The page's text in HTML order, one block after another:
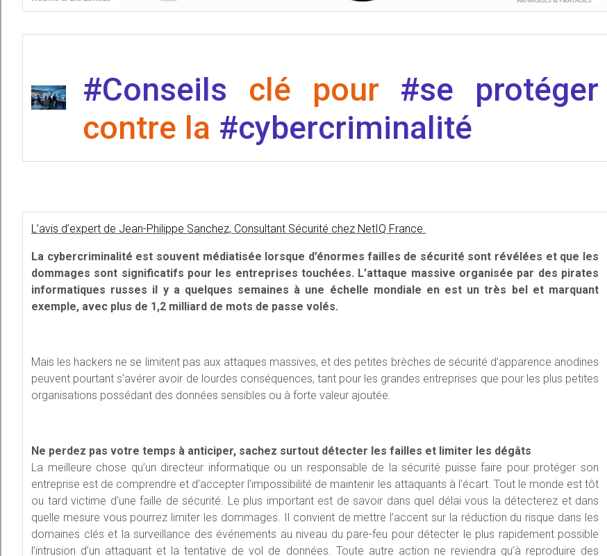
#Conseils clé pour #se protéger
contre la #cybercriminalité
L’avis d’expert de Jean-Philippe Sanchez, Consultant Sécurité chez NetIQ France.
La cybercriminalité est souvent médiatisée lorsque d’énormes failles de sécurité sont révélées et que les
dommages sont significatifs pour les entreprises touchées. L’attaque massive organisée par des pirates
informatiques russes il y a quelques semaines à une échelle mondiale en est un très bel et marquant
exemple, avec plus de 1,2 milliard de mots de passe volés.
Mais les hackers ne se limitent pas aux attaques massives, et des petites brèches de sécurité d’apparence anodines
peuvent pourtant s’avérer avoir de lourdes conséquences, tant pour les grandes entreprises que pour les plus petites
organisations possédant des données sensibles ou à forte valeur ajoutée.
Ne perdez pas votre temps à anticiper, sachez surtout détecter les failles et limiter les dégâts
La meilleure chose qu’un directeur informatique ou un responsable de la sécurité puisse faire pour protéger son
entreprise est de comprendre et d’accepter l’impossibilité de maintenir les attaquants à l’écart. Tout le monde est tôt
ou tard victime d’une faille de sécurité. Le plus important est de savoir dans quel délai vous la détecterez et dans
quelle mesure vous pourrez limiter les dommages. Il convient de mettre l’accent sur la réduction du risque dans les
domaines clés et la surveillance des événements au niveau du pare-feu pour détecter le plus rapidement possible
l’intrusion d’un attaquant et la tentative de vol de données. Toute autre action ne reviendra qu’à reproduire des